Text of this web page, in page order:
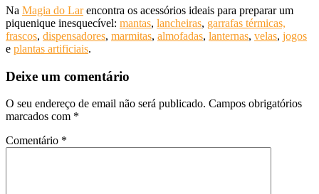
Na Magia do Larencontra os acessórios ideais para preparar um
piquenique inesquecível: mantas, lancheiras, garrafas térmicas,
frascos, dispensadores, marmitas, almofadas, lanternas, velas, jogos
e plantas artificiais.
Deixe um comentário
O seu endereço de email não será publicado. Campos obrigatórios
marcados com *
Comentário *